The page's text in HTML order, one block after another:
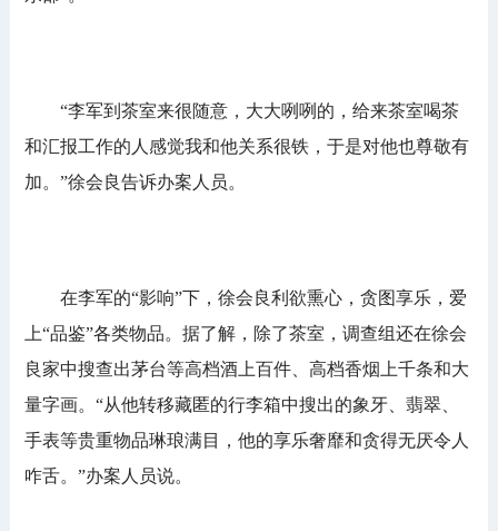
“李军到茶室来很随意，大大咧咧的，给来茶室喝茶
和汇报工作的人感觉我和他关系很铁，于是对他也尊敬有
加。”徐会良告诉办案人员。
在李军的“影响”下，徐会良利欲熏心，贪图享乐，爱
上“品鉴”各类物品。据了解，除了茶室，调查组还在徐会
良家中搜查出茅台等高档酒上百件、高档香烟上千条和大
量字画。“从他转移藏匿的行李箱中搜出的象牙、翡翠、
手表等贵重物品琳琅满目，他的享乐奢靡和贪得无厌令人
咋舌。”办案人员说。